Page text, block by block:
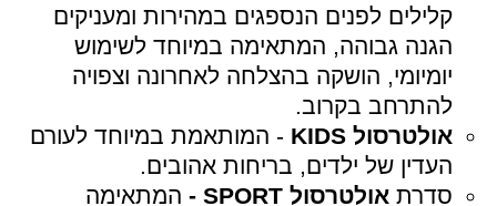
קלילים לפנים הנספגים במהירות ומעניקים
הגנה גבוהה, המתאימה במיוחד לשימוש
יומיומי, הושקה בהצלחה לאחרונה וצפויה
להתרחב בקרוב.
אולטרסול KIDS - המותאמת במיוחד לעורם
העדין של ילדים, בריחות אהובים.
סדרת אולטרסול SPORT
- המתאימה